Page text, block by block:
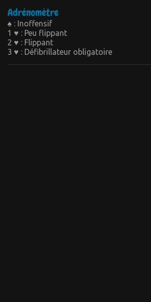
Adrénomètre
♠ : Inoffensif
1 ♥ : Peu flippant
2 ♥ : Flippant
3 ♥ : Défibrillateur obligatoire